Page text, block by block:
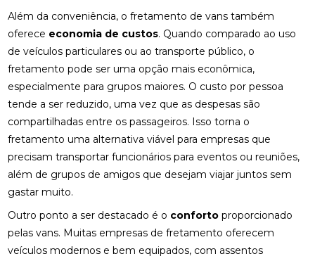
Além da conveniência, o fretamento de vans também
oferece economia de custos. Quando comparado ao uso
de veículos particulares ou ao transporte público, o
fretamento pode ser uma opção mais econômica,
especialmente para grupos maiores. O custo por pessoa
tende a ser reduzido, uma vez que as despesas são
compartilhadas entre os passageiros. Isso torna o
fretamento uma alternativa viável para empresas que
precisam transportar funcionários para eventos ou reuniões,
além de grupos de amigos que desejam viajar juntos sem
gastar muito.
Outro ponto a ser destacado é o conforto proporcionado
pelas vans. Muitas empresas de fretamento oferecem
veículos modernos e bem equipados, com assentos